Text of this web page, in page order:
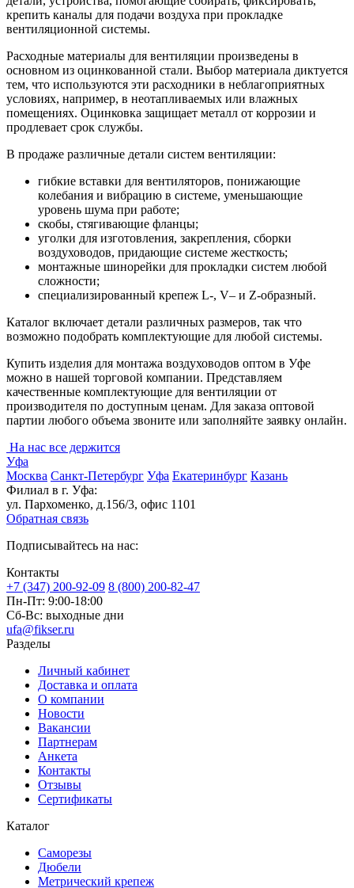
крепить каналы для подачи воздуха при прокладке
вентиляционной системы.
Расходные материалы для вентиляции произведены в
основном из оцинкованной стали. Выбор материала диктуется
тем, что используются эти расходники в неблагоприятных
условиях, например, в неотапливаемых или влажных
помещениях. Оцинковка защищает металл от коррозии и
продлевает срок службы.
В продаже различные детали систем вентиляции:
гибкие вставки для вентиляторов, понижающие
колебания и вибрацию в системе, уменьшающие
уровень шума при работе;
скобы, стягивающие фланцы;
уголки для изготовления, закрепления, сборки
воздуховодов, придающие системе жесткость;
монтажные шинорейки для прокладки систем любой
сложности;
специализированный крепеж L-, V– и Z-образный.
Каталог включает детали различных размеров, так что
возможно подобрать комплектующие для любой системы.
Купить изделия для монтажа воздуховодов оптом в Уфе
можно в нашей торговой компании. Представляем
качественные комплектующие для вентиляции от
производителя по доступным ценам. Для заказа оптовой
партии любого объема звоните или заполняйте заявку онлайн.
На нас все держится
Уфа
Москва Санкт-Петербург Уфа Екатеринбург Казань
Филиал в г. Уфа:
ул. Пархоменко, д.156/3, офис 1101
Обратная связь
Подписывайтесь на нас:
Контакты
+7 (347) 200-92-09 8 (800) 200-82-47
Пн-Пт: 9:00-18:00
Сб-Вс: выходные дни
ufa@fikser.ru
Разделы
Личный кабинет
Доставка и оплата
О компании
Новости
Вакансии
Партнерам
Анкета
Контакты
Отзывы
Сертификаты
Каталог
Саморезы
Дюбели
Метрический крепеж